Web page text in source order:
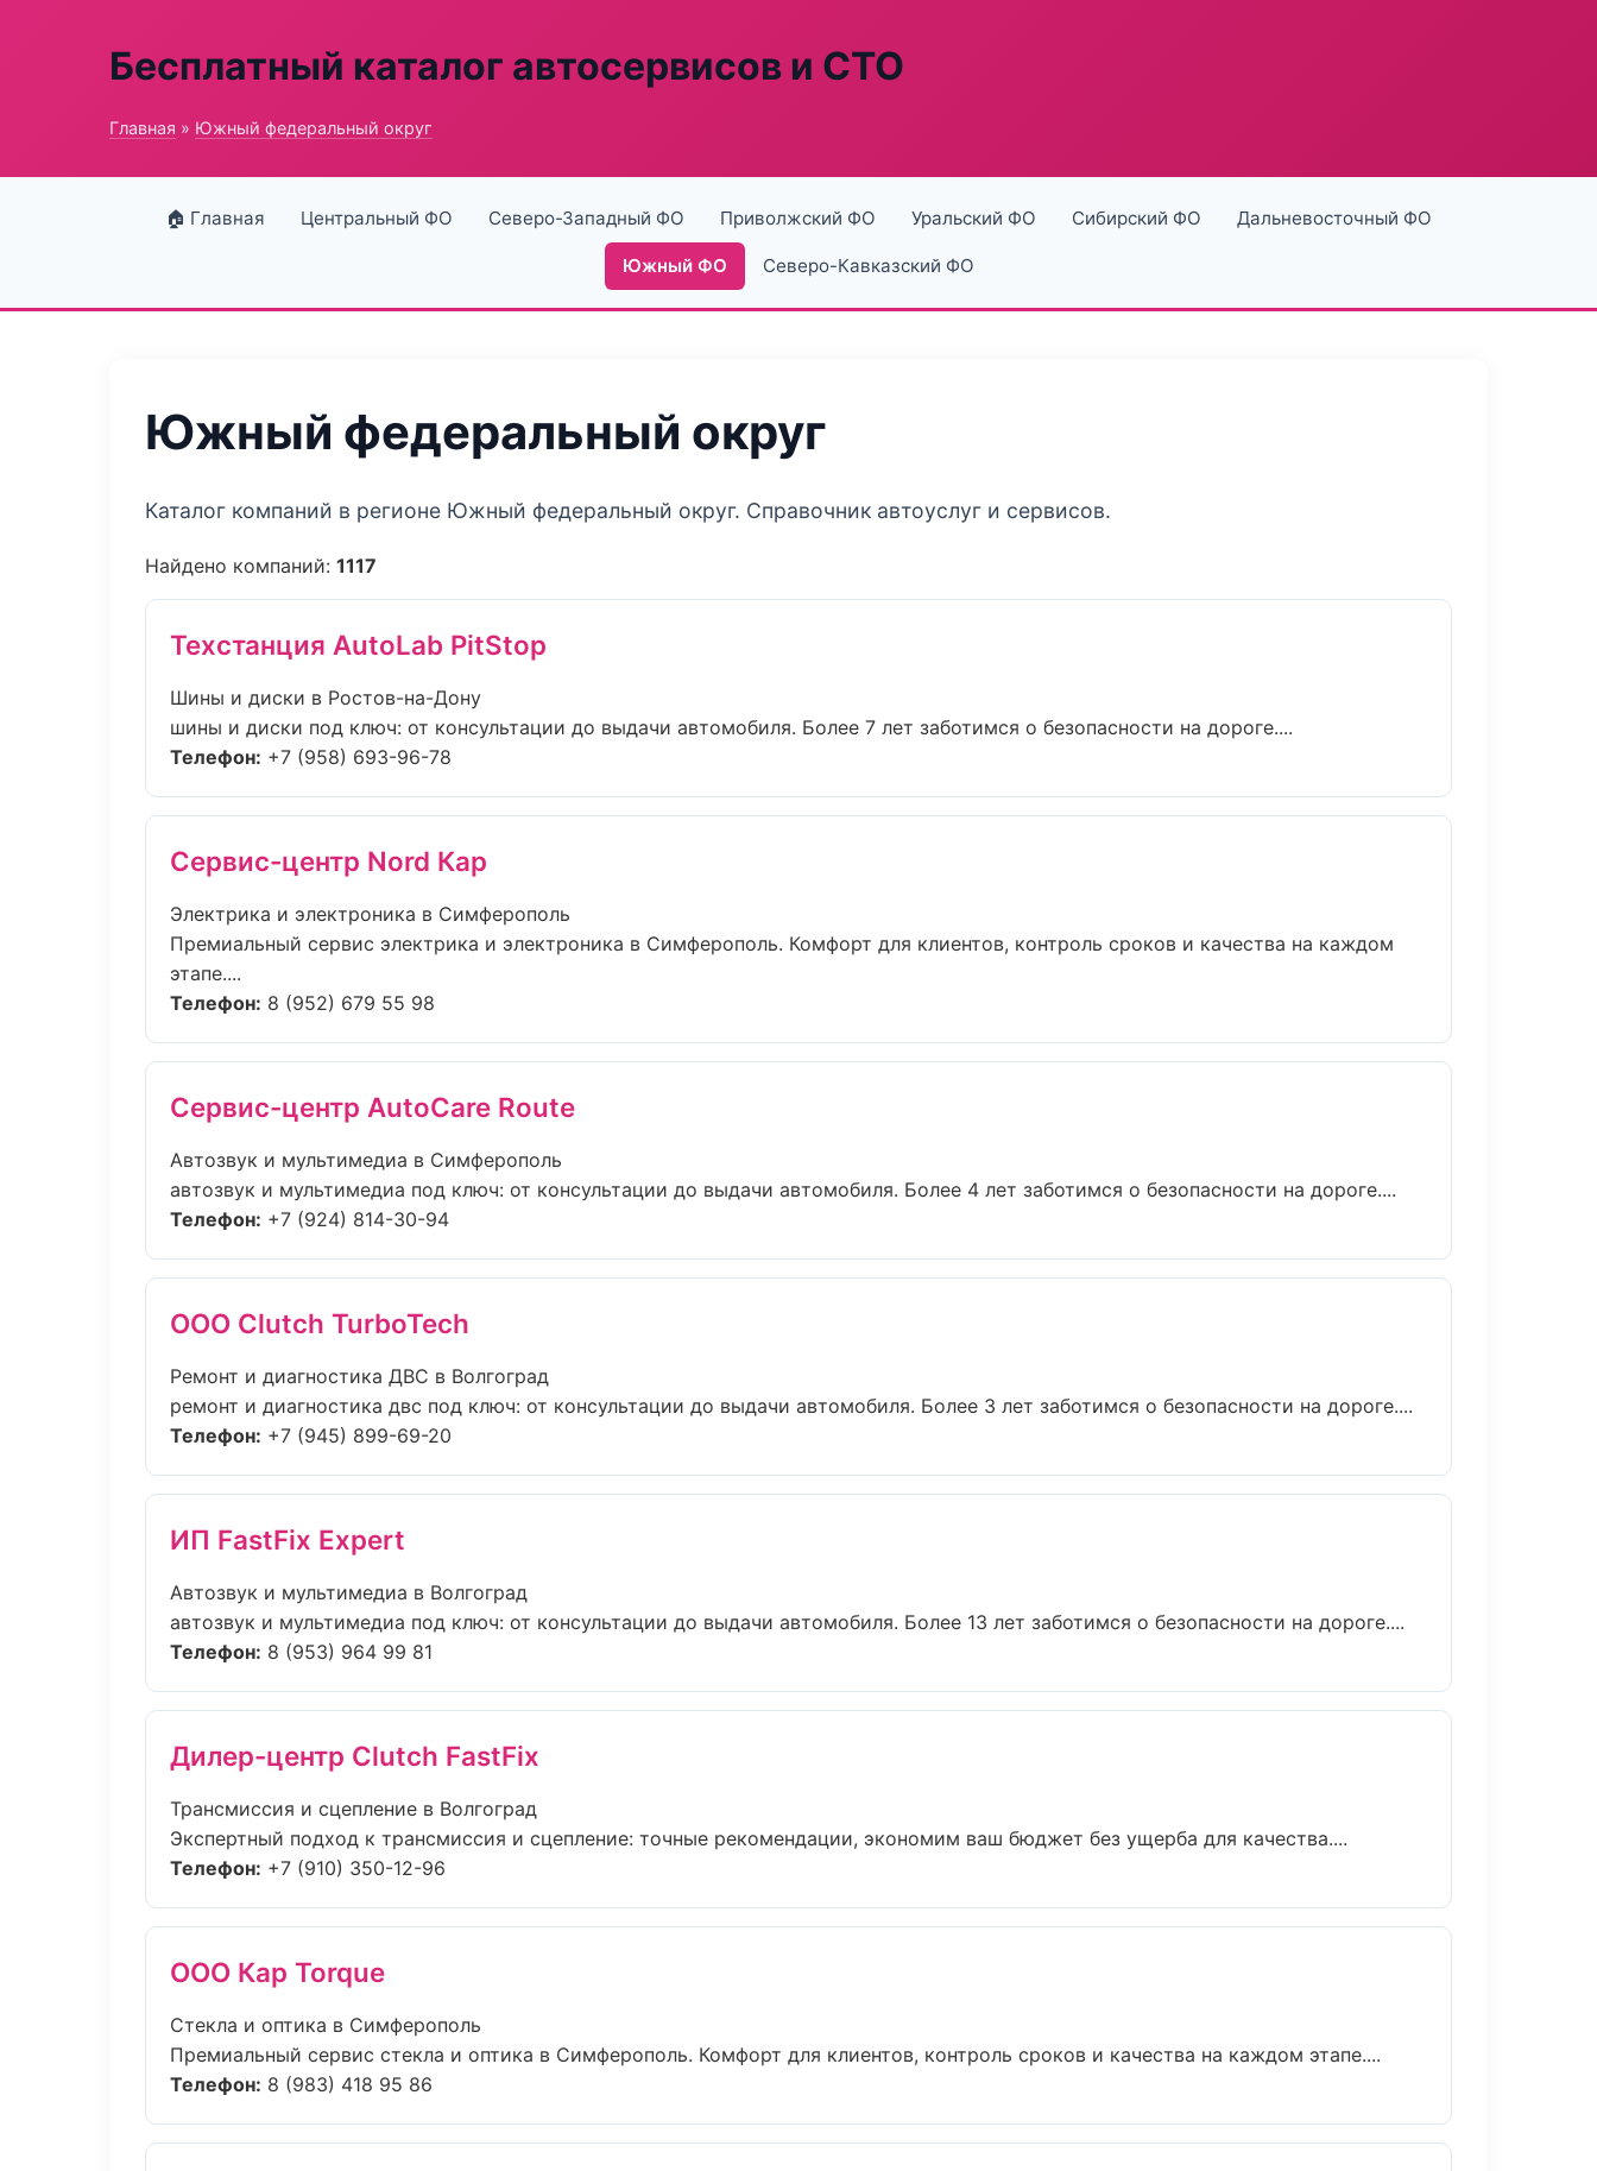
Бесплатный каталог автосервисов и СТО
Главная » Южный федеральный округ
🏠 Главная Центральный ФО Северо-Западный ФО Приволжский ФО Уральский ФО Сибирский ФО Дальневосточный ФО
Южный ФО Северо-Кавказский ФО
Южный федеральный округ
Каталог компаний в регионе Южный федеральный округ. Справочник автоуслуг и сервисов.
Найдено компаний: 1117
Техстанция AutoLab PitStop
Шины и диски в Ростов-на-Дону
шины и диски под ключ: от консультации до выдачи автомобиля. Более 7 лет заботимся о безопасности на дороге....
Телефон: +7 (958) 693-96-78
Сервис-центр Nord Кар
Электрика и электроника в Симферополь
Премиальный сервис электрика и электроника в Симферополь. Комфорт для клиентов, контроль сроков и качества на каждом
этапе....
Телефон: 8 (952) 679 55 98
Сервис-центр AutoCare Route
Автозвук и мультимедиа в Симферополь
автозвук и мультимедиа под ключ: от консультации до выдачи автомобиля. Более 4 лет заботимся о безопасности на дороге....
Телефон: +7 (924) 814-30-94
ООО Clutch TurboTech
Ремонт и диагностика ДВС в Волгоград
ремонт и диагностика двс под ключ: от консультации до выдачи автомобиля. Более 3 лет заботимся о безопасности на дороге....
Телефон: +7 (945) 899-69-20
ИП FastFix Expert
Автозвук и мультимедиа в Волгоград
автозвук и мультимедиа под ключ: от консультации до выдачи автомобиля. Более 13 лет заботимся о безопасности на дороге....
Телефон: 8 (953) 964 99 81
Дилер-центр Clutch FastFix
Трансмиссия и сцепление в Волгоград
Экспертный подход к трансмиссия и сцепление: точные рекомендации, экономим ваш бюджет без ущерба для качества....
Телефон: +7 (910) 350-12-96
ООО Кар Torque
Стекла и оптика в Симферополь
Премиальный сервис стекла и оптика в Симферополь. Комфорт для клиентов, контроль сроков и качества на каждом этапе....
Телефон: 8 (983) 418 95 86